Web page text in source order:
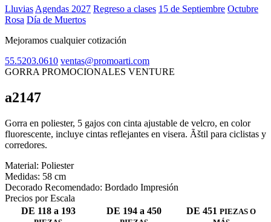
Lluvias Agendas 2027 Regreso a clases 15 de Septiembre Octubre
Rosa Día de Muertos
Mejoramos cualquier cotización
55.5203.0610 ventas@promoarti.com
GORRA PROMOCIONALES VENTURE
a2147
Gorra en poliester, 5 gajos con cinta ajustable de velcro, en color
fluorescente, incluye cintas reflejantes en visera. Ãštil para ciclistas y
corredores.
Material: Poliester
Medidas: 58 cm
Decorado Recomendado: Bordado Impresión
Precios por Escala
DE 118 a 193
DE 194 a 450 DE 451 PIEZAS O